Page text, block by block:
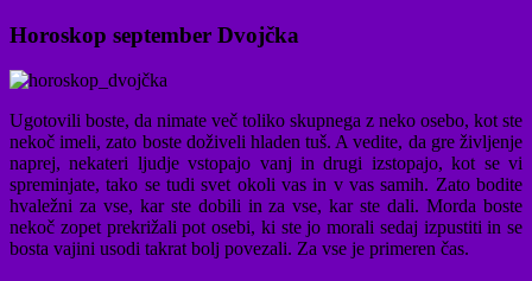
Horoskop september Dvojčka
Ugotovili boste, da nimate več toliko skupnega z neko osebo, kot ste
nekoč imeli, zato boste doživeli hladen tuš. A vedite, da gre življenje
naprej, nekateri ljudje vstopajo vanj in drugi izstopajo, kot se vi
spreminjate, tako se tudi svet okoli vas in v vas samih. Zato bodite
hvaležni za vse, kar ste dobili in za vse, kar ste dali. Morda boste
nekoč zopet prekrižali pot osebi, ki ste jo morali sedaj izpustiti in se
bosta vajini usodi takrat bolj povezali. Za vse je primeren čas.